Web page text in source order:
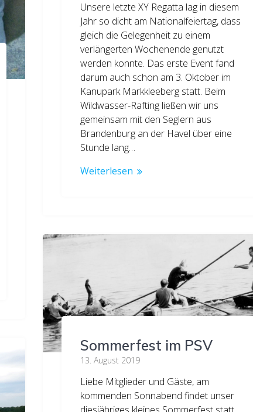
Unsere letzte XY Regatta lag in diesem
Jahr so dicht am Nationalfeiertag, dass
gleich die Gelegenheit zu einem
verlängerten Wochenende genutzt
werden konnte. Das erste Event fand
darum auch schon am 3. Oktober im
Kanupark Markkleeberg statt. Beim
Wildwasser-Rafting ließen wir uns
gemeinsam mit den Seglern aus
Brandenburg an der Havel über eine
Stunde lang…
Weiterlesen
Sommerfest im PSV
13. August 2019
Liebe Mitglieder und Gäste, am
kommenden Sonnabend findet unser